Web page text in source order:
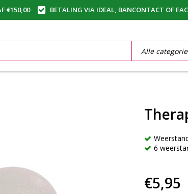
€150,00 BETALING VIA IDEAL, BANCONTACT OF
6
€5,95